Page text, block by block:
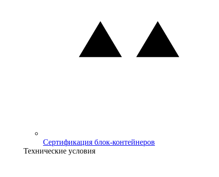
Сертификация блок-контейнеров
Технические условия